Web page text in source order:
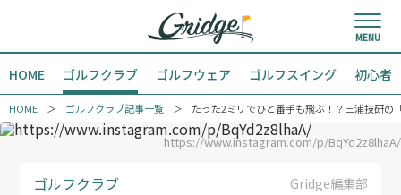
HOME ゴルフクラブ ゴルフウェア ゴルフスイング 初心者
HOME ゴルフクラブ記事一覧 たった2ミリでひと番手も飛ぶ！？三浦技研の
https://www.instagram.com/p/BqYd2z8lhaA/
ゴルフクラブ Gridge編集部